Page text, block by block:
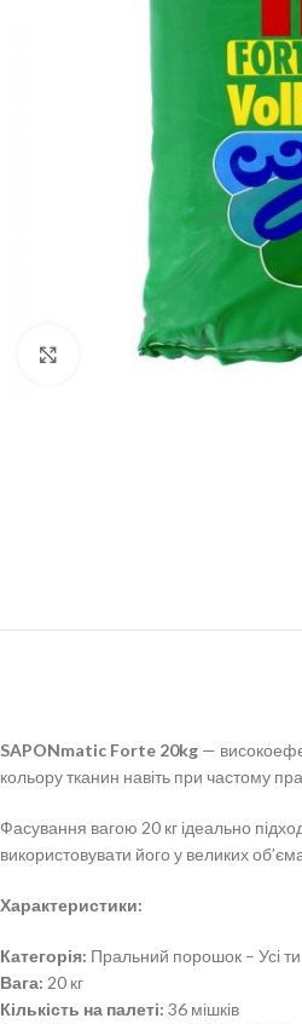
Клацніть, щоб збільшити
SAPONmatic Forte 20kg —
кольору тканин навіть при частому
Фасування вагою 20 кг ідеально
використовувати його у великих
Характеристики:
Категорія: Пральний порошок – Усі
Вага: 20 кг
Кількість на палеті: 36 мішків